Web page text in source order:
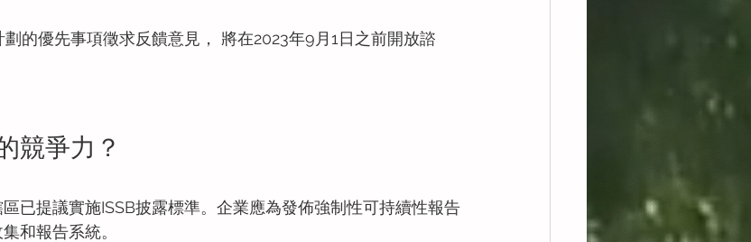
的優先事項徵求反饋意見， 將在2023年9月1日之前開放諮
競爭力？
已提議實施ISSB披露標準。企業應為發佈強制性可持續性報告
和報告系統。